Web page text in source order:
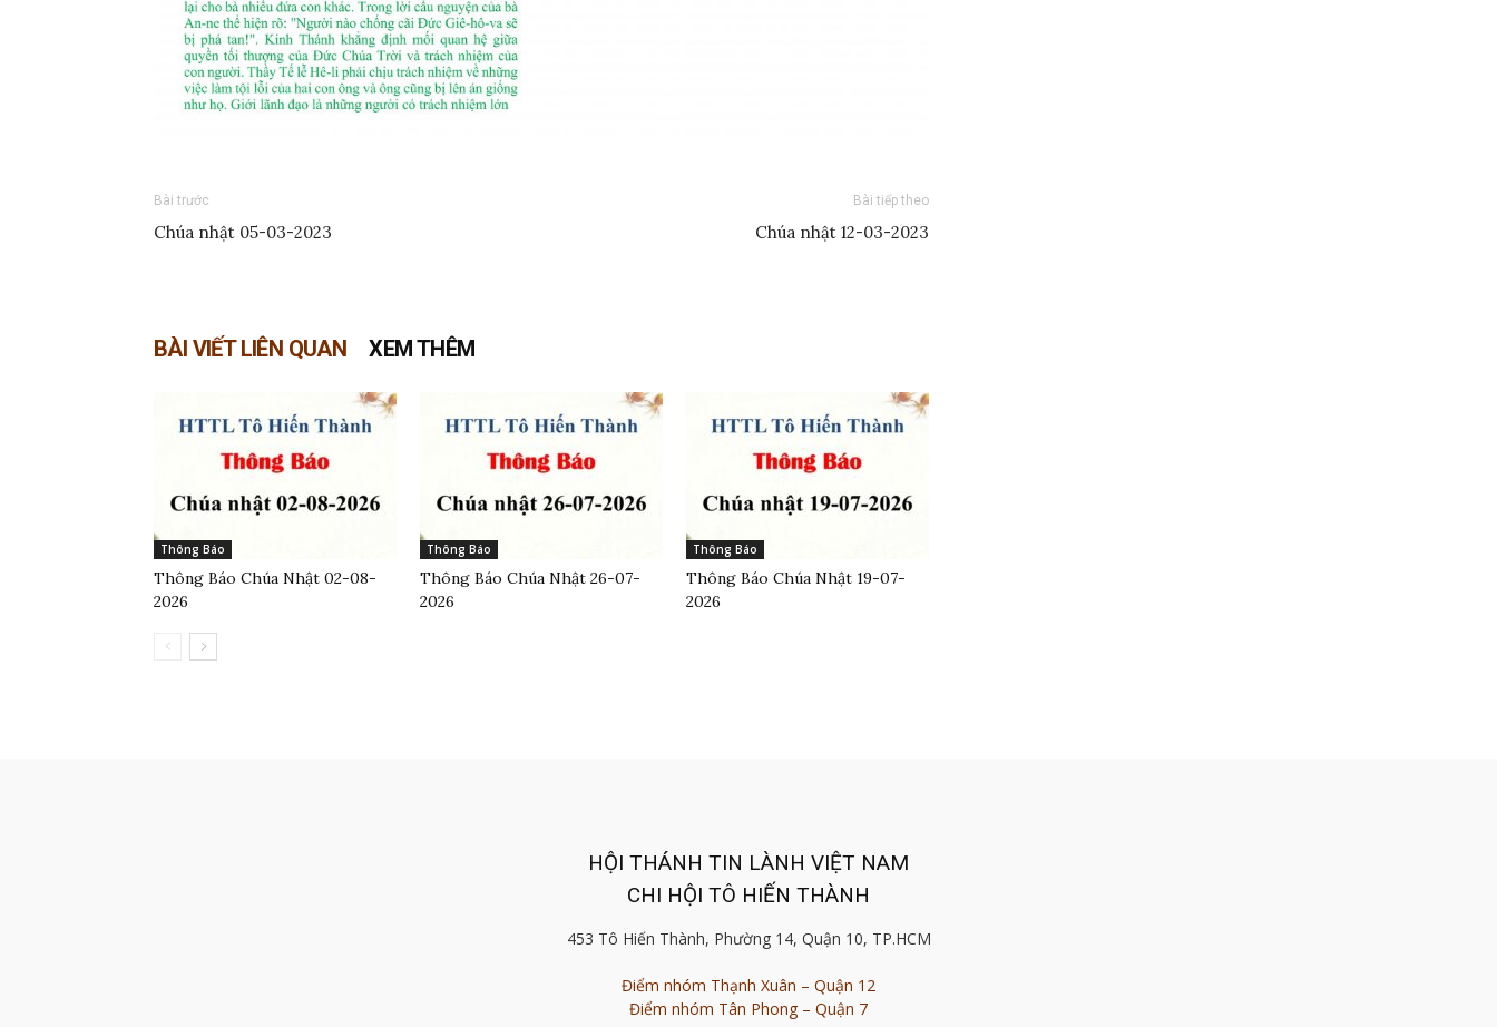
Bài trước
Chúa nhật 05-03-2023
Bài tiếp theo
Chúa nhật 12-03-2023
BÀI VIẾT LIÊN QUAN XEM THÊM
Thông Báo
Thông Báo Chúa Nhật 02-08-
2026
Thông Báo
Thông Báo Chúa Nhật 26-07-
2026
Thông Báo
Thông Báo Chúa Nhật 19-07-
2026
HỘI THÁNH TIN LÀNH VIỆT NAM
CHI HỘI TÔ HIẾN THÀNH
453 Tô Hiến Thành, Phường 14, Quận 10, TP.HCM
Điểm nhóm Thạnh Xuân – Quận 12
Điểm nhóm Tân Phong – Quận 7